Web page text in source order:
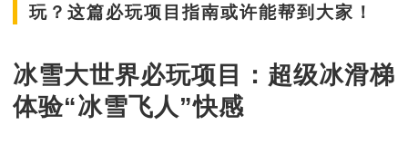
玩？这篇必玩项目指南或许能帮到大家！
冰雪大世界必玩项目：超级冰滑梯
体验“冰雪飞人”快感